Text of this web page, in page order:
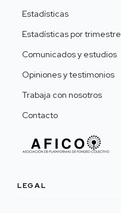
Estadísticas
Estadísticas por trimestre
Comunicados y estudios
Opiniones y testimonios
Trabaja con nosotros
Contacto
LEGAL